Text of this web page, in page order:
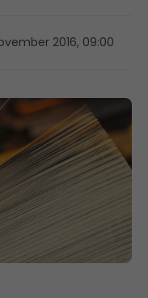
2016, 09:00